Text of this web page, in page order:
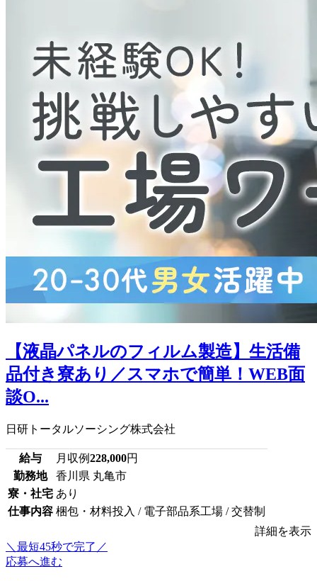
【液晶パネルのフィルム製造】生活備
品付き寮あり／スマホで簡単！WEB面
談O...
日研トータルソーシング株式会社
給与 月収例228,000円
勤務地
香川県 丸亀市
寮・社宅 あり
仕事内容 梱包・材料投入 / 電子部品系工場 / 交替制
詳細を表示
＼最短45秒で完了／
応募へ進む